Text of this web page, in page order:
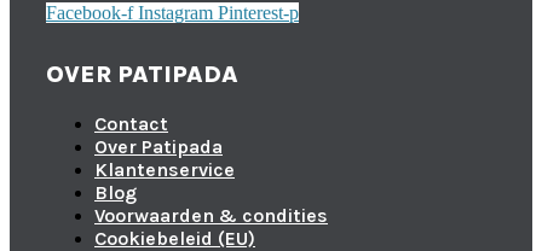
Facebook-f Instagram Pinterest-p
OVER PATIPADA
Contact
Over Patipada
Klantenservice
Blog
Voorwaarden & condities
Cookiebeleid (EU)